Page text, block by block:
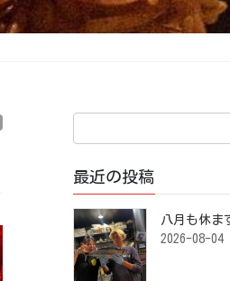
最近の投稿
八月も休ま
2026-08-04